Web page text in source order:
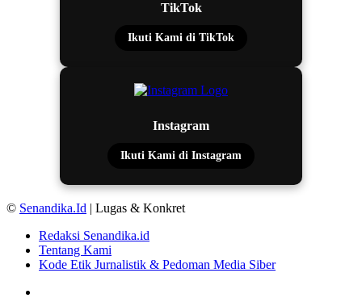
TikTok
Ikuti Kami di TikTok
Instagram
Ikuti Kami di Instagram
© Senandika.Id | Lugas & Konkret
Redaksi Senandika.id
Tentang Kami
Kode Etik Jurnalistik & Pedoman Media Siber